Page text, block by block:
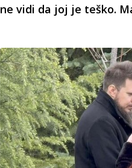
ne vidi da joj je teško.